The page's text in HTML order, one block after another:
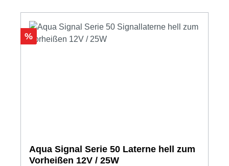
Rabatt
%
Aqua Signal Serie 50 Laterne hell zum
Vorheißen 12V / 25W